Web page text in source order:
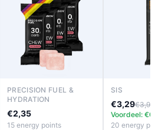
PRECISION FUEL &
HYDRATION
€2,35
15 energy points
SIS
€3,29€3,99
Voordeel:
20 energy